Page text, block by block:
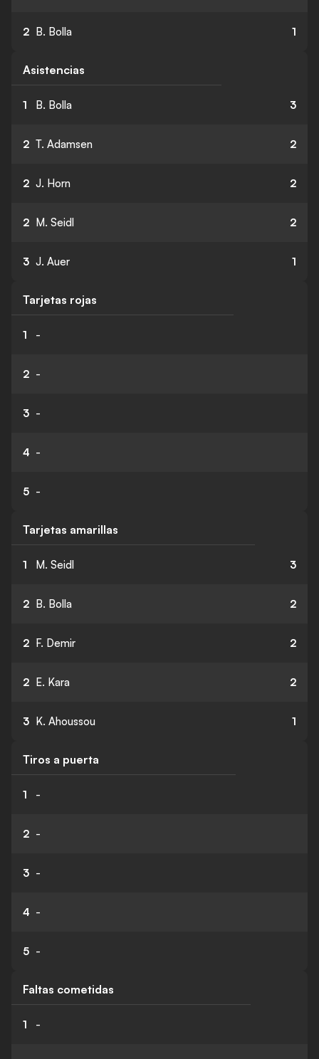
2 B. Bolla 1
Asistencias
1 B. Bolla 3
2 T. Adamsen 2
2 J. Horn 2
2 M. Seidl 2
3 J. Auer 1
Tarjetas rojas
1 -
2 -
3 -
4 -
5 -
Tarjetas amarillas
1 M. Seidl 3
2 B. Bolla 2
2 F. Demir 2
2 E. Kara 2
3 K. Ahoussou 1
Tiros a puerta
1 -
2 -
3 -
4 -
5 -
Faltas cometidas
1 -